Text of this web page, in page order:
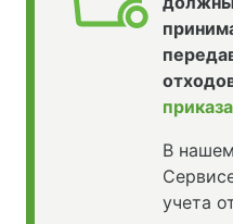
В
учета